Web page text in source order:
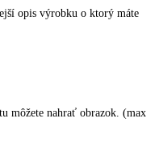
opis výrobku o ktorý máte
môžete nahrať obrazok. (max